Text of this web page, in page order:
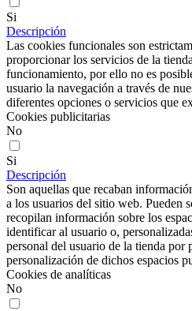
Si
Descripción
Las cookies funcionales son
proporcionar los servicios de la
funcionamiento, por ello no es
usuario la navegación a través de
diferentes opciones o servicios que
Cookies publicitarias
No
Si
Descripción
Son aquellas que recaban
a los usuarios del sitio web. Pueden
recopilan información sobre los
identificar al usuario o,
personal del usuario de la tienda por
personalización de dichos espacios
Cookies de analíticas
No